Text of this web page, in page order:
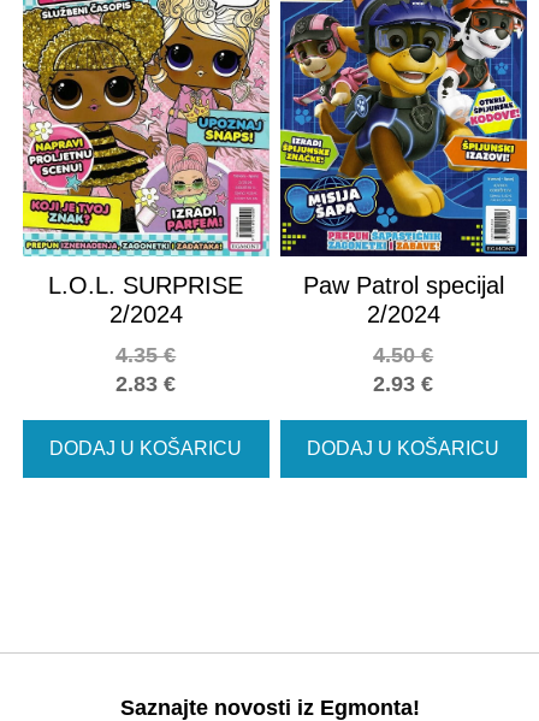
L.O.L. SURPRISE
2/2024
2.83€
4.35€
DODAJ U KOŠARICU
Paw Patrol specijal
2/2024
2.93€
4.50€
DODAJ U KOŠARICU
Saznajte novosti iz Egmonta!